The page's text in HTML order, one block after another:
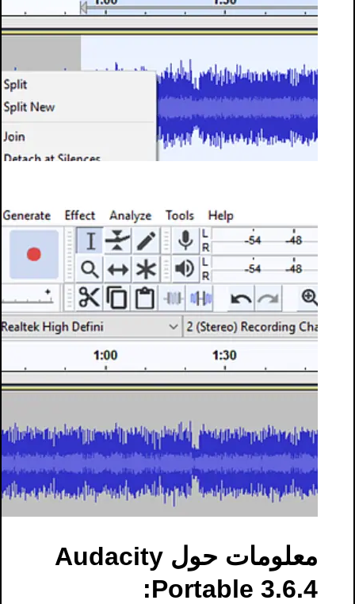
معلومات حول Audacity
Portable 3.6.4: